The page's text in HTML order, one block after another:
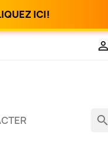
ICI!

search